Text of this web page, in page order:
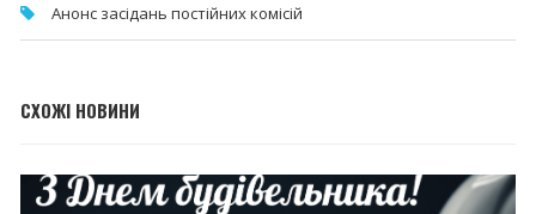
Анонс засідань постійних комісій
СХОЖІ НОВИНИ